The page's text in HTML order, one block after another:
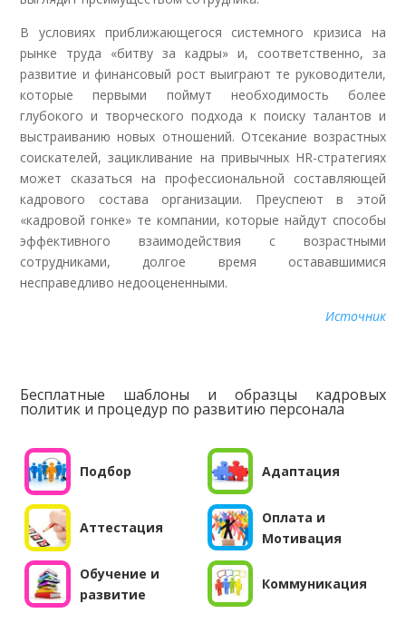
В условиях приближающегося системного кризиса на
рынке труда «битву за кадры» и, соответственно, за
развитие и финансовый рост выиграют те руководители,
которые первыми поймут необходимость более
глубокого и творческого подхода к поиску талантов и
выстраиванию новых отношений. Отсекание возрастных
соискателей, зацикливание на привычных HR-стратегиях
может сказаться на профессиональной составляющей
кадрового состава организации. Преуспеют в этой
«кадровой гонке» те компании, которые найдут способы
эффективного взаимодействия с возрастными
сотрудниками, долгое время остававшимися
несправедливо недооцененными.
Источник
Бесплатные шаблоны и образцы кадровых
политик и процедур по развитию персонала
Подбор Адаптация
Аттестация
Оплата и
Мотивация
Обучение и
развитие
Коммуникация